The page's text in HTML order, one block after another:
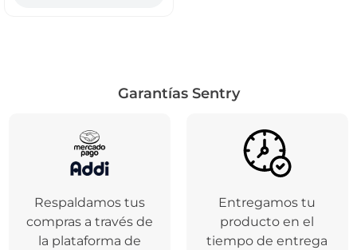
Garantías Sentry
Respaldamos tus
compras a través de
la plataforma de
Entregamos tu
producto en el
tiempo de entrega